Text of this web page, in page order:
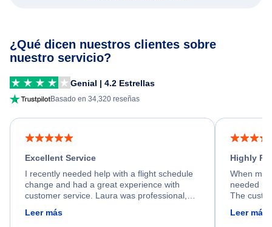
¿Qué dicen nuestros clientes sobre
nuestro servicio?
Genial | 4.2 Estrellas
Basado en 34,320 reseñas
Excellent Service
I recently needed help with a flight schedule
change and had a great experience with
customer service. Laura was professional,
friendly, and very helpful throughout the
process. She quickly found a solution and
Leer más
Highly
When my
needed
The
calm,
Leer más